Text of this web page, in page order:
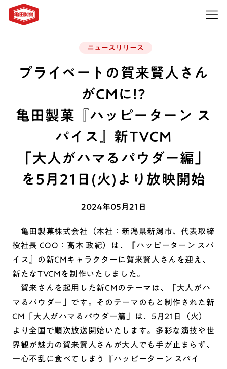
ニュースリリース
プライベートの賀来賢人さん
がCMに!?
亀田製菓『ハッピーターン ス
パイス』新TVCM
「大人がハマるパウダー編」
を5月21日(火)より放映開始
2024年05月21日
亀田製菓株式会社（本社：新潟県新潟市、代表取締
役社長 COO：髙木 政紀）は、『ハッピーターン スパ
イス』の新CMキャラクターに賀来賢人さんを迎え、
新たなTVCMを制作いたしました。
賀来さんを起用した新CMのテーマは、「大人がハ
マるパウダー」です。そのテーマのもと制作された新
CM「大人がハマるパウダー篇」は、5月21日（火）
より全国で順次放送開始いたします。多彩な演技や世
界観が魅力の賀来賢人さんが大人でも手が止まらず、
一心不乱に食べてしまう『ハッピーターン スパイ